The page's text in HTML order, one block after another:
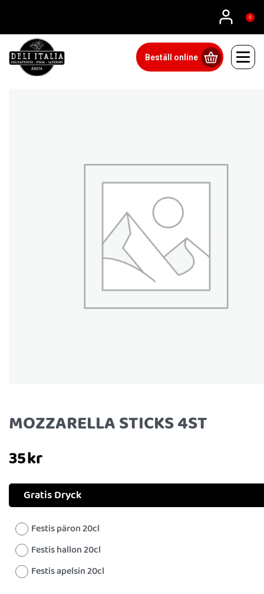
0
Beställ online
MOZZARELLA STICKS 4ST
35kr
Gratis Dryck
Festis päron 20cl
Festis hallon 20cl
Festis apelsin 20cl